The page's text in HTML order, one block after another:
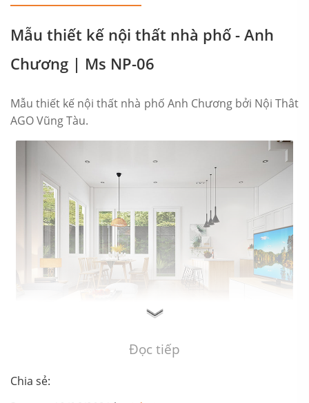
Mẫu thiết kế nội thất nhà phố - Anh
Chương | Ms NP-06
Mẫu thiết kế nội thất nhà phố Anh Chương bởi Nội Thât
AGO Vũng Tàu.
Đọc tiếp
Chia sẻ: